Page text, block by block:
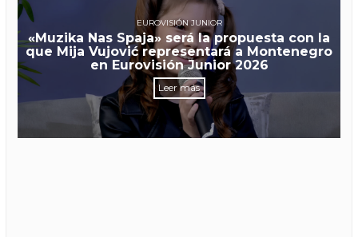
EUROVISIÓN JUNIOR
«Muzika Nas Spaja» será la propuesta con la
que Mija Vujović representará a Montenegro
en Eurovisión Junior 2026
Leer más